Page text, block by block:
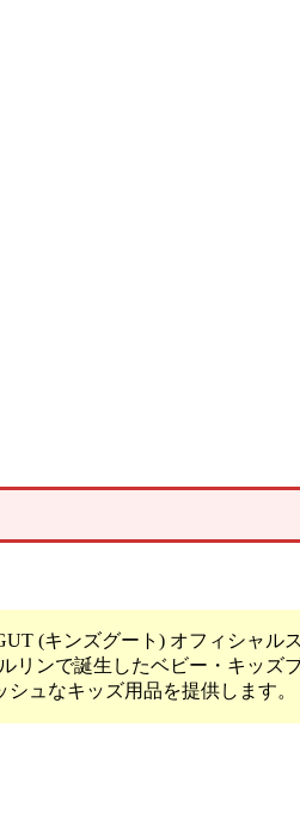
(キンズグート) オフィシャルス
リンで誕生したベビー・キッズ
ュなキッズ用品を提供します。